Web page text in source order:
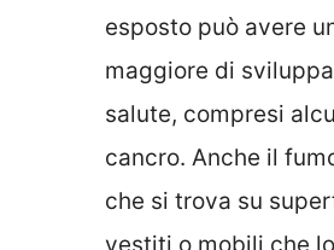
esposto può avere
maggiore di
salute, compresi
cancro. Anche il
che si trova su